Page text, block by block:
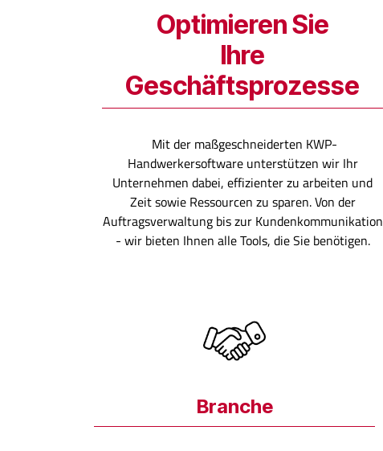
Optimieren Sie
Ihre
Geschäftsprozesse
Mit der maßgeschneiderten KWP-
Handwerkersoftware unterstützen wir Ihr
Unternehmen dabei, effizienter zu arbeiten und
Zeit sowie Ressourcen zu sparen. Von der
Auftragsverwaltung bis zur Kundenkommunikation
- wir bieten Ihnen alle Tools, die Sie benötigen.
Branche